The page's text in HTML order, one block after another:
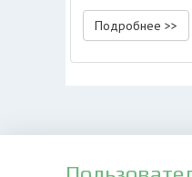
Подробнее >>